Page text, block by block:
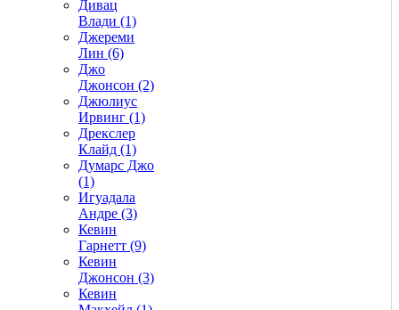
Дивац
Влади (1)
Джереми
Лин (6)
Джо
Джонсон (2)
Джюлиус
Ирвинг (1)
Дрекслер
Клайд (1)
Думарс Джо
(1)
Игуадала
Андре (3)
Кевин
Гарнетт (9)
Кевин
Джонсон (3)
Кевин